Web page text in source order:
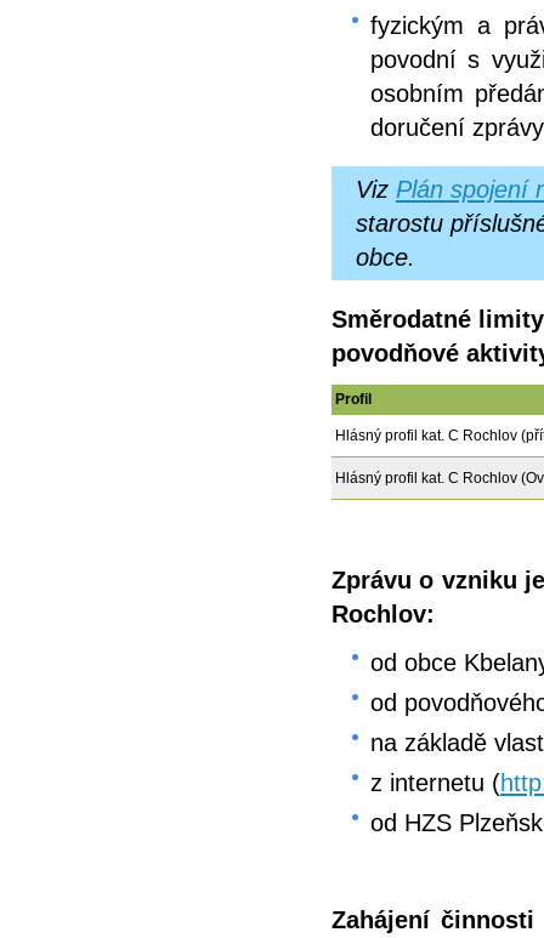
fyzickým a
povodní s
osobním
doručení
Viz Plán spojení
starostu
obce.
Směrodatné
povodňové
Profil
Hlásný profil kat. C Rochlov
Hlásný profil kat. C Rochlov
Zprávu o vzniku
Rochlov:
od obce
od
na základě
z internetu (
od HZS
Zahájení činnosti